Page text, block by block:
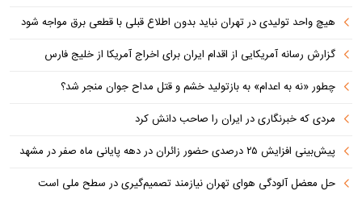
هیچ واحد تولیدی در تهران نباید بدون اطلاع قبلی با قطعی برق مواجه شود
گزارش رسانه آمریکایی از اقدام ایران برای اخراج آمریکا از خلیج فارس
چطور «نه به اعدام» به بازتولید خشم و قتل مداح جوان منجر شد؟
مردی که خبرنگاری در ایران را صاحب دانش کرد
پیش‌بینی افزایش ۲۵ درصدی حضور زائران در دهه پایانی ماه صفر در مشهد
حل معضل آلودگی هوای تهران نیازمند تصمیم‌گیری در سطح ملی است